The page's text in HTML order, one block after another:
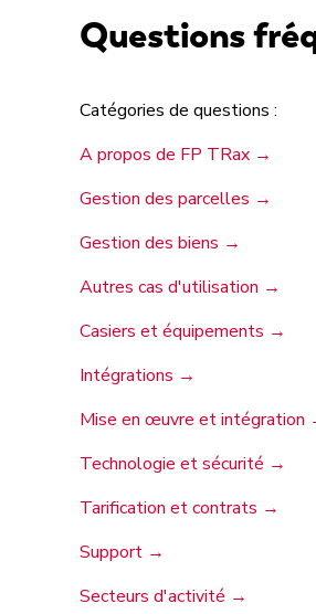
Questions
Catégories de questions :
A propos de FP TRax →
Gestion des parcelles →
Gestion des biens →
Autres cas d'utilisation →
Casiers et équipements →
Intégrations →
Mise en œuvre et intégration
Technologie et sécurité →
Tarification et contrats →
Support →
Secteurs d'activité →